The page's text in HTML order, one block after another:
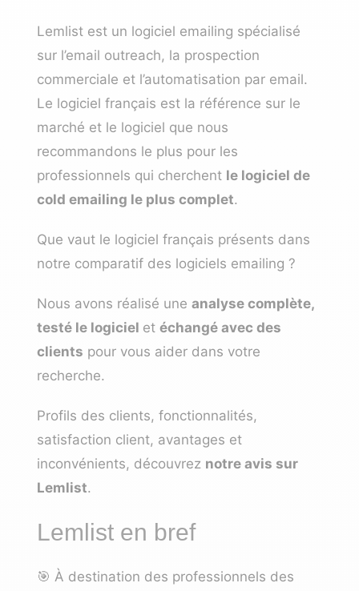
Lemlist est un logiciel emailing spécialisé
sur l’email outreach, la prospection
commerciale et l’automatisation par email.
Le logiciel français est la référence sur le
marché et le logiciel que nous
recommandons le plus pour les
professionnels qui cherchent le logiciel de
cold emailing le plus complet.
Que vaut le logiciel français présents dans
notre comparatif des logiciels emailing ?
Nous avons réalisé une analyse complète,
testé le logiciel et échangé avec des
clients pour vous aider dans votre
recherche.
Profils des clients, fonctionnalités,
satisfaction client, avantages et
inconvénients, découvrez notre avis sur
Lemlist.
Lemlist en bref
🎯 À destination des professionnels des